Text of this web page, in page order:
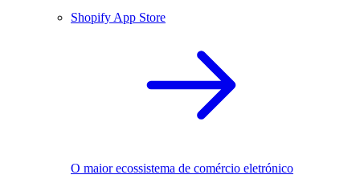
Shopify App Store
O maior ecossistema de comércio eletrónico